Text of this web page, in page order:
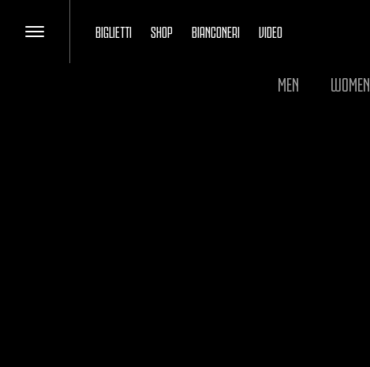
BIGLIETTI SHOP BIANCONERI VIDEO
MEN WOMEN